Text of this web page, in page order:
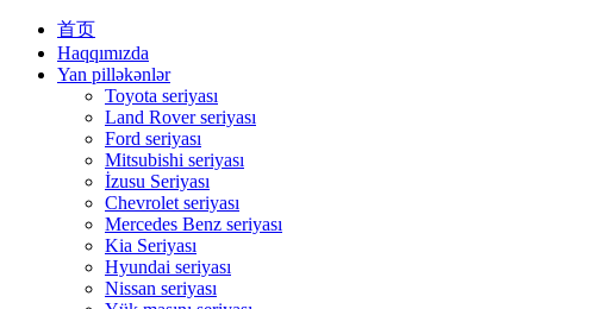
首页
Haqqımızda
Yan pilləkənlər
Toyota seriyası
Land Rover seriyası
Ford seriyası
Mitsubishi seriyası
İzusu Seriyası
Chevrolet seriyası
Mercedes Benz seriyası
Kia Seriyası
Hyundai seriyası
Nissan seriyası